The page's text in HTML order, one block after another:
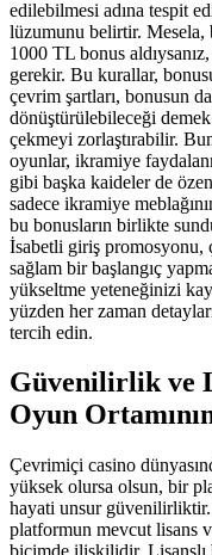
edilebilmesi adına tespit
lüzumunu belirtir. Mesela,
1000 TL bonus
gerekir. Bu kurallar,
çevrim şartları, bonusun
dönüştürülebileceği
çekmeyi zorlaştırabilir.
oyunlar, ikramiye
gibi başka kaideler de
sadece ikramiye
bu bonusların birlikte
İsabetli giriş promosyonu,
sağlam bir başlangıç
yükseltme yeteneğinizi
yüzden her zaman
tercih edin.
Güvenilirlik ve
Oyun
Çevrimiçi casino
yüksek olursa olsun, bir
hayati unsur
platformun mevcut lisans